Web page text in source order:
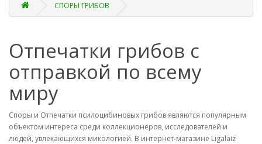
СПОРЫ ГРИБОВ
Отпечатки грибов с
отправкой по всему
миру
Споры и Отпечатки псилоцибиновых грибов являются популярным
объектом интереса среди коллекционеров, исследователей и
людей, увлекающихся микологией. В интернет-магазине Ligalaiz